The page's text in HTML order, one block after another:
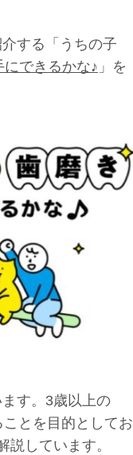
する「うちの子
できるかな♪ 」を
す。3歳以上の
とを目的としてお
しています。